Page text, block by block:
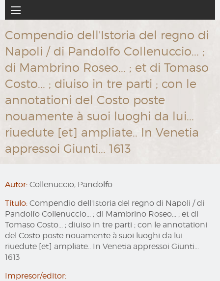
al
contenido
principal
Navegación
principal
Compendio dell'Istoria del regno di
Napoli / di Pandolfo Collenuccio... ;
di Mambrino Roseo... ; et di Tomaso
Costo... ; diuiso in tre parti ; con le
annotationi del Costo poste
nouamente à suoi luoghi da lui...
riuedute [et] ampliate.. In Venetia
appressoi Giunti... 1613
Autor: Collenuccio, Pandolfo
Título: Compendio dell'Istoria del regno di Napoli / di
Pandolfo Collenuccio... ; di Mambrino Roseo... ; et di
Tomaso Costo... ; diuiso in tre parti ; con le annotationi
del Costo poste nouamente à suoi luoghi da lui...
riuedute [et] ampliate.. In Venetia appressoi Giunti...
1613
Impresor/editor: